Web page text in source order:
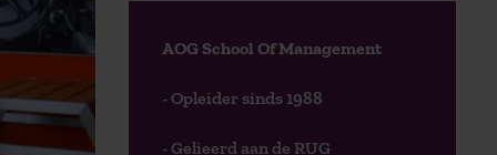
AOG School Of Management
- Opleider sinds 1988
- Gelieerd aan de RUG